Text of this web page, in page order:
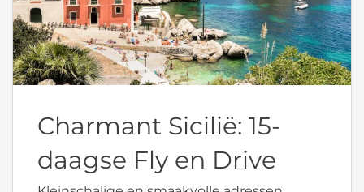
Charmant Sicilië: 15-
daagse Fly en Drive